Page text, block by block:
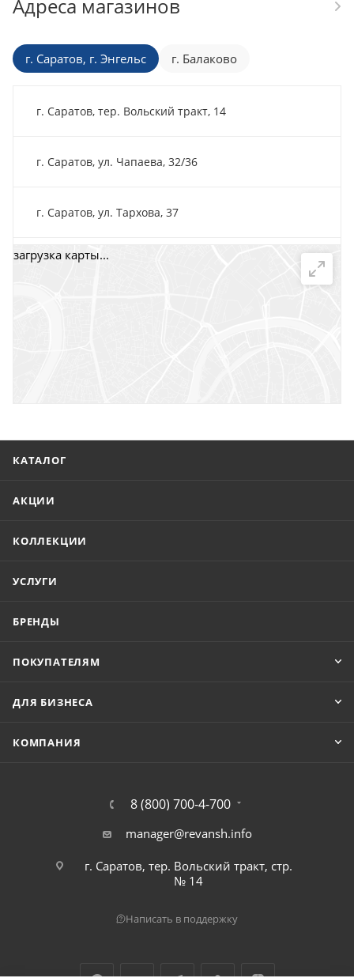
Адреса магазинов
г. Саратов, г. Энгельс г. Балаково
г. Саратов, тер. Вольский тракт, 14
г. Саратов, ул. Чапаева, 32/36
г. Саратов, ул. Тархова, 37
г. Саратов, пр-т. 50 лет Октября, 118Д, помещ. 15
загрузка карты...
КАТАЛОГ
АКЦИИ
КОЛЛЕКЦИИ
УСЛУГИ
БРЕНДЫ
ПОКУПАТЕЛЯМ
ДЛЯ БИЗНЕСА
КОМПАНИЯ
8 (800) 700-4-700
manager@revansh.info
г. Саратов, тер. Вольский тракт, стр.
№ 14
Написать в поддержку